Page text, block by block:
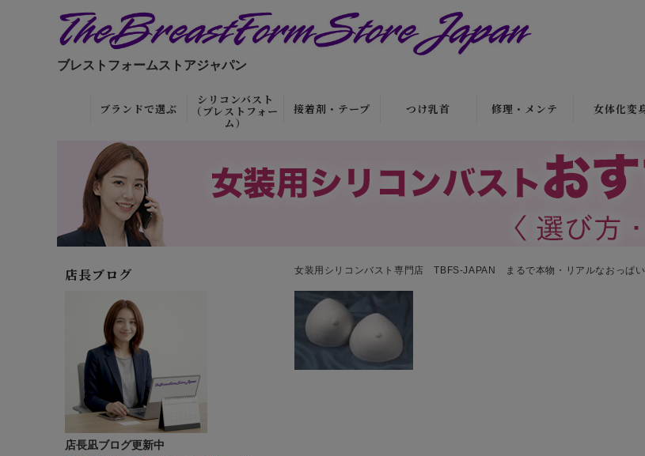
ブレストフォームストアジャパン
ブランドで選ぶ
フローラコレク
ション（当社オ
リジナル）
ディバインコレ
クション
ナル）
ゴールドシール
（TBFSオリジ
ナル）
アモラックス
（ドイツ製）
その他
シリコンバスト
（ブレストフォー
ム）
粘着・接着タイ
プ
接着剤・テープ
リムーバー（剥
離剤）・保護剤
ボディテープ
接着剤セット
特殊メイク
つけ乳首
ソフトタイプ乳
修理・メンテ
洗剤・クリーナ
ー
修理・破れ補修
女体化変
ツ
ヒップ用シ
ン
ヒップパッ
女性化マ
女装用シリコンバスト専門店 TBFS-JAPAN まるで本物・リアルなおっぱい
店長ブログ
店長凪ブログ更新中